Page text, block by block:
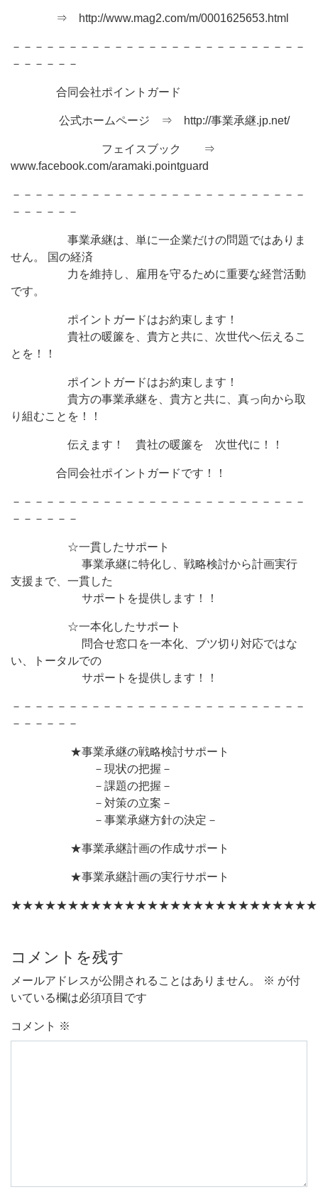
⇒ http://www.mag2.com/m/0001625653.html
－－－－－－－－－－－－－－－－－－－－－－－－－－
－－－－－－
合同会社ポイントガード
公式ホームページ ⇒ http://事業承継.jp.net/
フェイスブック ⇒
www.facebook.com/aramaki.pointguard
－－－－－－－－－－－－－－－－－－－－－－－－－－
－－－－－－
事業承継は、単に一企業だけの問題ではありま
せん。 国の経済
力を維持し、雇用を守るために重要な経営活動
です。
ポイントガードはお約束します！
貴社の暖簾を、貴方と共に、次世代へ伝えるこ
とを！！
ポイントガードはお約束します！
貴方の事業承継を、貴方と共に、真っ向から取
り組むことを！！
伝えます！ 貴社の暖簾を 次世代に！！
合同会社ポイントガードです！！
－－－－－－－－－－－－－－－－－－－－－－－－－－
－－－－－－
☆一貫したサポート
事業承継に特化し、戦略検討から計画実行
支援まで、一貫した
サポートを提供します！！
☆一本化したサポート
問合せ窓口を一本化、ブツ切り対応ではな
い、トータルでの
サポートを提供します！！
－－－－－－－－－－－－－－－－－－－－－－－－－－
－－－－－－
★事業承継の戦略検討サポート
－現状の把握－
－課題の把握－
－対策の立案－
－事業承継方針の決定－
★事業承継計画の作成サポート
★事業承継計画の実行サポート
コメントを残す
メールアドレスが公開されることはありません。 ※ が付
いている欄は必須項目です
コメント ※